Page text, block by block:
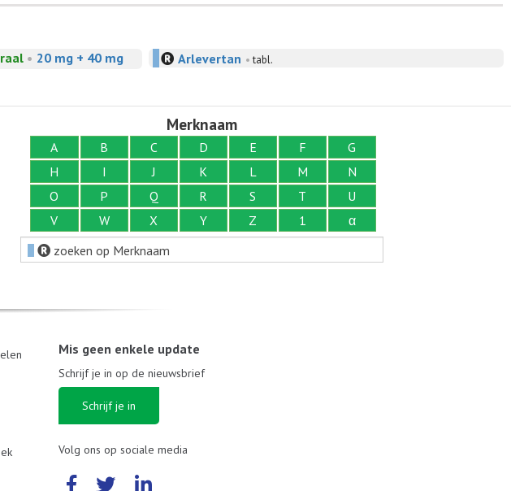
• 20 mg + 40 mg Arlevertan •tabl.
Merknaam
A B C D E F
G
H
I J K L M
N
O
P Q R S T
U
V
W X Y Z 1
α
zoeken op Merknaam
Mis geen enkele update
Schrijf je in op de nieuwsbrief
Schrijf je in
Volg ons op sociale media